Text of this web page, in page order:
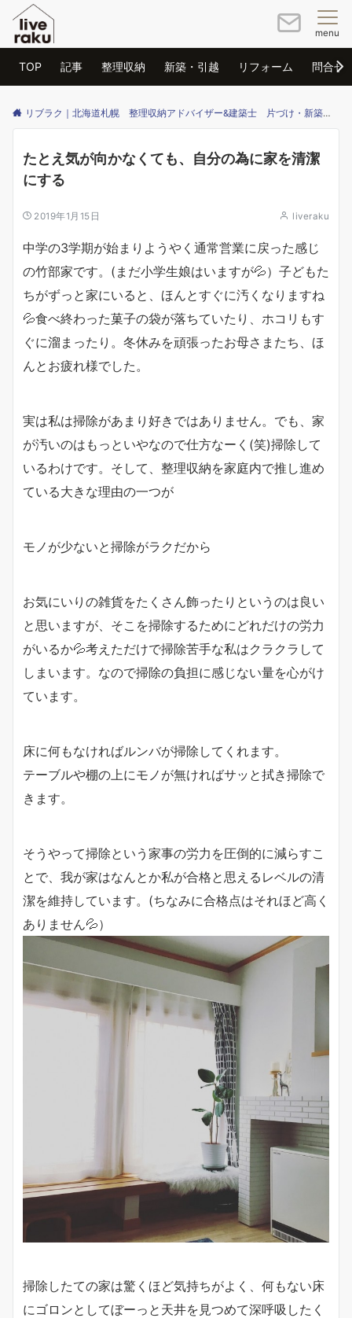
menu
TOP 記事 整理収納 新築・引越 リフォーム 問合せ
リブラク｜北海道札幌 整理収納アドバイザー&建築士 片づけ・新築・リフォームのご相談はリブラクまで
たとえ気が向かなくても、自分の為に家を清潔
にする
2019年1月15日 liveraku
中学の3学期が始まりようやく通常営業に戻った感じ
の竹部家です。(まだ小学生娘はいますが💦）子どもた
ちがずっと家にいると、ほんとすぐに汚くなりますね
💦食べ終わった菓子の袋が落ちていたり、ホコリもす
ぐに溜まったり。冬休みを頑張ったお母さまたち、ほ
んとお疲れ様でした。
実は私は掃除があまり好きではありません。でも、家
が汚いのはもっといやなので仕方なーく(笑)掃除して
いるわけです。そして、整理収納を家庭内で推し進め
ている大きな理由の一つが
モノが少ないと掃除がラクだから
お気にいりの雑貨をたくさん飾ったりというのは良い
と思いますが、そこを掃除するためにどれだけの労力
がいるか💦考えただけで掃除苦手な私はクラクラして
しまいます。なので掃除の負担に感じない量を心がけ
ています。
床に何もなければルンバが掃除してくれます。
テーブルや棚の上にモノが無ければサッと拭き掃除で
きます。
そうやって掃除という家事の労力を圧倒的に減らすこ
とで、我が家はなんとか私が合格と思えるレベルの清
潔を維持しています。(ちなみに合格点はそれほど高く
ありません💦）
掃除したての家は驚くほど気持ちがよく、何もない床
にゴロンとしてぼーっと天井を見つめて深呼吸したく